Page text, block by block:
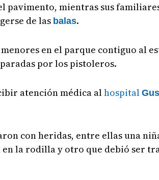
pavimento, mientras sus
de las balas.
en el parque contiguo al
por los pistoleros.
atención médica alhospital
con heridas, entre ellas una
la rodilla y otro que debió ser